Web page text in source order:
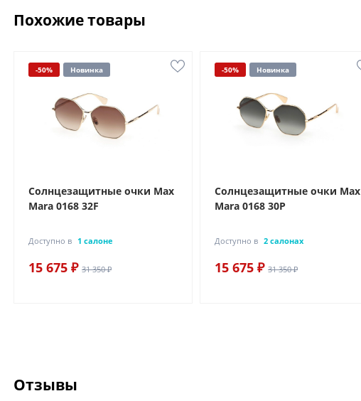
Похожие товары
-50% Новинка
Солнцезащитные очки Max
Mara 0168 32F
Доступно в 1 салоне
15 675 ₽ 31 350 ₽
-50% Новинка
Солнцезащитные очки Max
Mara 0168 30P
Доступно в 2 салонах
15 675 ₽ 31 350 ₽
Отзывы